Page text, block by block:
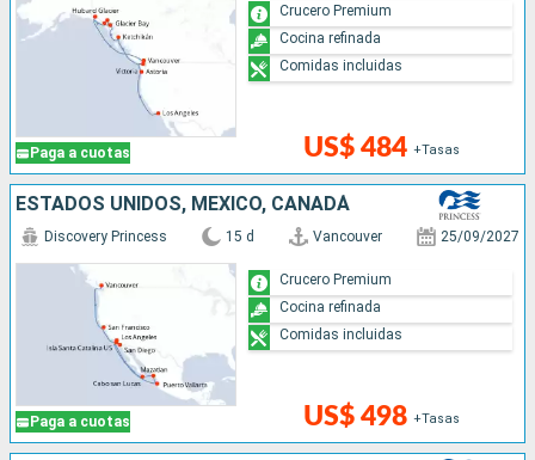
Paga a cuotas US$ 484 +Tasas
Crucero Premium
Cocina refinada
Comidas incluidas
ESTADOS UNIDOS, MÉXICO, CANADÁ
Paga a cuotas
Discovery Princess 15 d Vancouver 25/09/2027
US$ 498 +Tasas
Crucero Premium
Cocina refinada
Comidas incluidas